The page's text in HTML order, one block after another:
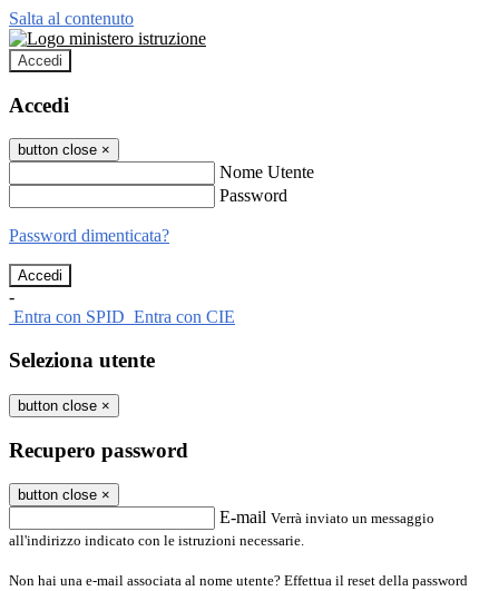
Salta al contenuto
Accedi
Accedi
button close ×
Nome Utente
Password
Password dimenticata?
-
Entra con SPID Entra con CIE
Seleziona utente
button close ×
Recupero password
button close ×
E-mail Verrà inviato un messaggio
all'indirizzo indicato con le istruzioni necessarie.
Non hai una e-mail associata al nome utente? Effettua il reset della password